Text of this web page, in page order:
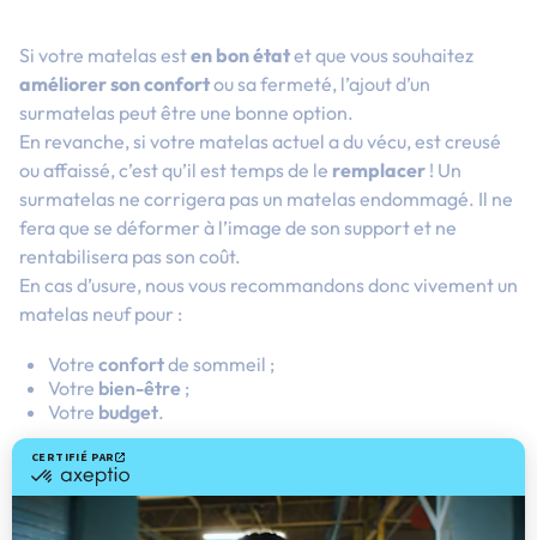
Si votre matelas esten bon étatet que vous souhaitez
améliorer son confortou sa fermeté, l’ajout d’un
surmatelas peut être une bonne option.
En revanche, si votre matelas actuel a du vécu, est creusé
ou affaissé, c’est qu’il est temps de le remplacer ! Un
surmatelas ne corrigera pas un matelas endommagé. Il ne
fera que se déformer à l’image de son support et ne
rentabilisera pas son coût.
En cas d’usure, nous vous recommandons donc vivement un
matelas neuf pour :
Votre confortde sommeil ;
Votre bien-être ;
Votre budget.
Pourquoi changer de matelas ?